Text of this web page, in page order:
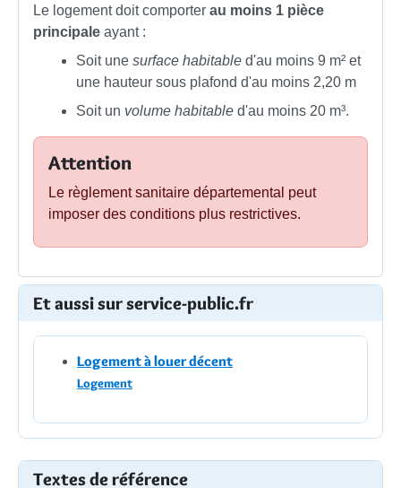
Le logement doit comporter au moins 1 pièce
principale ayant :
Soit une surface habitable d'au moins 9 m² et
une hauteur sous plafond d'au moins 2,20 m
Soit un volume habitable d'au moins 20 m³.
Attention
Le règlement sanitaire départemental peut
imposer des conditions plus restrictives.
Et aussi sur service-public.fr
Logement à louer décent
Logement
Textes de référence